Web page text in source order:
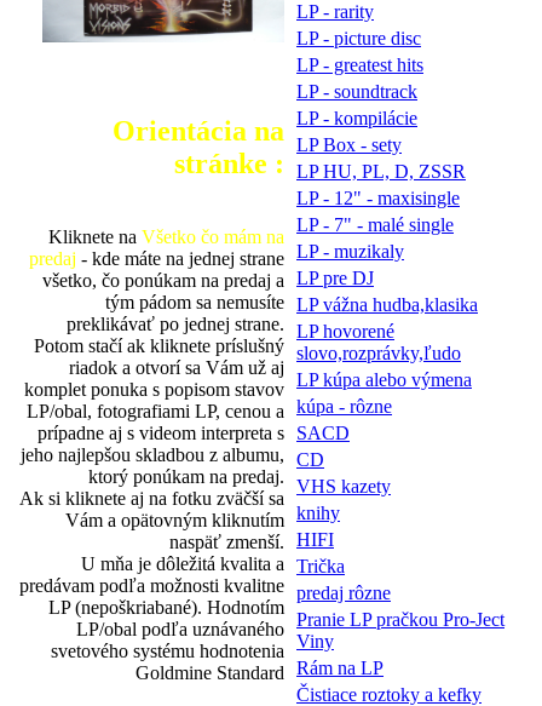
Orientácia na
stránke :
Kliknete na Všetko čo mám na
predaj - kde máte na jednej strane
všetko, čo ponúkam na predaj a
tým pádom sa nemusíte
preklikávať po jednej strane.
Potom stačí ak kliknete príslušný
riadok a otvorí sa Vám už aj
komplet ponuka s popisom stavov
LP/obal, fotografiami LP, cenou a
prípadne aj s videom interpreta s
jeho najlepšou skladbou z albumu,
ktorý ponúkam na predaj.
Ak si kliknete aj na fotku zväčší sa
Vám a opätovným kliknutím
naspäť zmenší.
U mňa je dôležitá kvalita a
predávam podľa možnosti kvalitne
LP (nepoškriabané). Hodnotím
LP/obal podľa uznávaného
svetového systému hodnotenia
Goldmine Standard
LP - rarity
LP - picture disc
LP - greatest hits
LP - soundtrack
LP - kompilácie
LP Box - sety
LP HU, PL, D, ZSSR
LP - 12" - maxisingle
LP - 7" - malé single
LP - muzikaly
LP pre DJ
LP vážna hudba,klasika
LP hovorené
slovo,rozprávky,ľudo
LP kúpa alebo výmena
kúpa - rôzne
SACD
CD
VHS kazety
knihy
HIFI
Trička
predaj rôzne
Pranie LP pračkou Pro-Ject
Viny
Rám na LP
Čistiace roztoky a kefky